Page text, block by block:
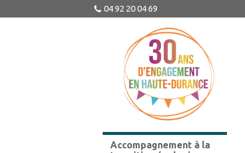
04 92 20 04 69
Accompagnement à la